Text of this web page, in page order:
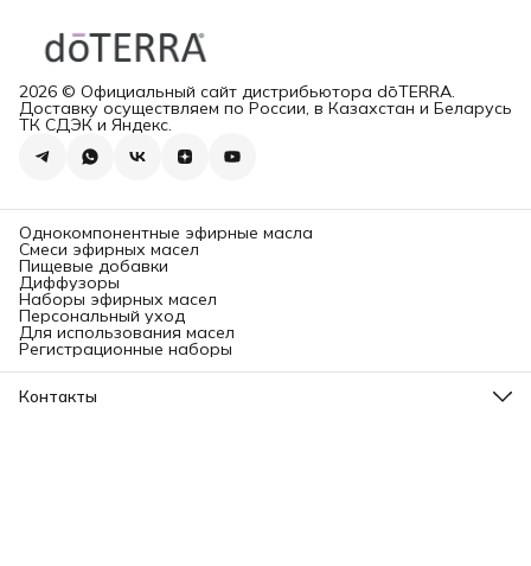
2026 © Официальный сайт дистрибьютора dōTERRA.
Доставку осуществляем по России, в Казахстан и Беларусь
ТК СДЭК и Яндекс.
Однокомпонентные эфирные масла
Смеси эфирных масел
Пищевые добавки
Диффузоры
Наборы эфирных масел
Персональный уход
Для использования масел
Регистрационные наборы
Контакты